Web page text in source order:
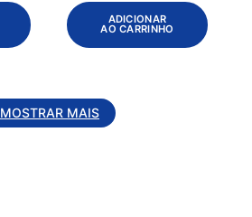
ADICIONAR
AO CARRINHO
MOSTRAR MAIS